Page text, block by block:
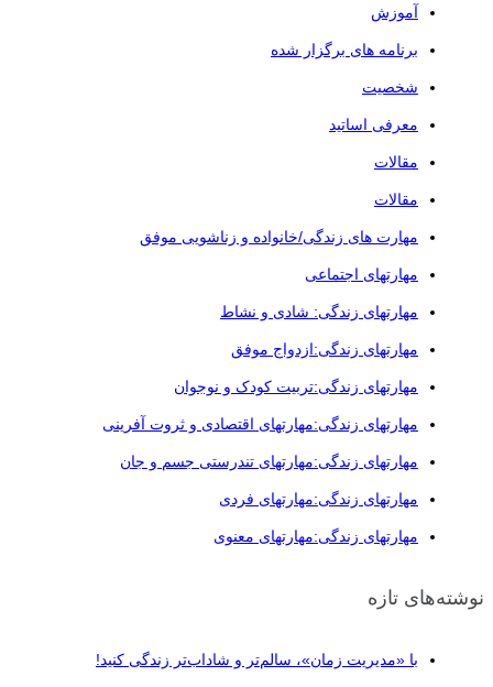
آموزش
برنامه های برگزار شده
شخصیت
معرفی اساتید
مقالات
مقالات
مهارت های زندگی/خانواده و زناشویی موفق
مهارتهای اجتماعی
مهارتهای زندگی: شادی و نشاط
مهارتهای زندگی:ازدواج موفق
مهارتهای زندگی:تربیت کودک و نوجوان
مهارتهای زندگی:مهارتهای اقتصادی و ثروت آفرینی
مهارتهای زندگی:مهارتهای تندرستی جسم و جان
مهارتهای زندگی:مهارتهای فردی
مهارتهای زندگی:مهارتهای معنوی
نوشته‌های تازه
با «مدیریت زمان»، سالم‌تر و شاداب‌تر زندگی کنید!